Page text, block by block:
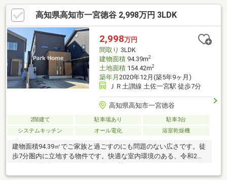
高知県高知市一宮徳谷 2,998万円 3LDK
2,998万円
間取り 3LDK
建物面積94.39m2
土地面積154.42m2
築年月 2020年12月(築5年9ヶ月)
ＪＲ土讃線 土佐一宮駅 徒歩7分
高知県高知市一宮徳谷
2階建て 駐車場あり
駐車3台
システムキッチン
オール電化 浴室乾燥機
建物面積94.39㎡でご家族と過ごすのにも問題のない広さです。徒
歩7分圏内に立地する物件です。快適な室内環境のある、令和2年
12月築の物件となります。デザイン性のあるシステムキッチン付
きなので、キッチンがお洒落なスペースになっています。値段が